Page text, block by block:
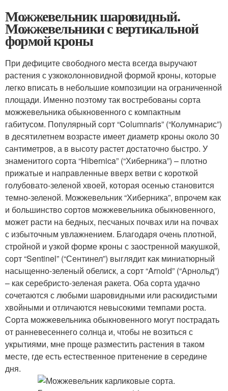
Можжевельник шаровидный.
Можжевельники с вертикальной
формой кроны
При дефиците свободного места всегда выручают
растения с узкоколонновидной формой кроны, которые
легко вписать в небольшие композиции на ограниченной
площади. Именно поэтому так востребованы сорта
можжевельника обыкновенного с компактным
габитусом. Популярный сорт “Columnaris” (“Колумнарис”)
в десятилетнем возрасте имеет диаметр кроны около 30
сантиметров, а в высоту растет достаточно быстро. У
знаменитого сорта “Hibernica” (“Хиберника”) – плотно
прижатые и направленные вверх ветви с короткой
голубовато-зеленой хвоей, которая осенью становится
темно-зеленой. Можжевельник “Хиберника”, впрочем как
и большинство сортов можжевельника обыкновенного,
может расти на бедных, песчаных почвах или на почвах
с избыточным увлажнением. Благодаря очень плотной,
стройной и узкой форме кроны с заостренной макушкой,
сорт “Sentinel” (“Сентинел”) выглядит как миниатюрный
насыщенно-зеленый обелиск, а сорт “Arnold” (“Арнольд”)
– как серебристо-зеленая ракета. Оба сорта удачно
сочетаются с любыми шаровидными или раскидистыми
хвойными и отличаются невысокими темпами роста.
Сорта можжевельника обыкновенного могут пострадать
от ранневесеннего солнца и, чтобы не возиться с
укрытиями, мне проще разместить растения в таком
месте, где есть естественное притенение в середине
дня.